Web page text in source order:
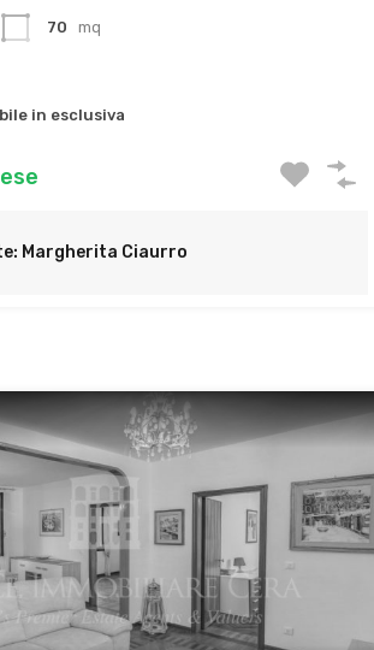
70 mq
in esclusiva
Margherita Ciaurro